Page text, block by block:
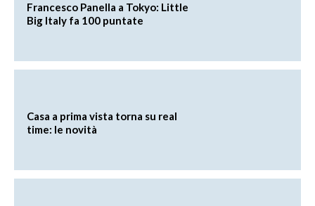
Francesco Panella a Tokyo: Little
Big Italy fa 100 puntate
Casa a prima vista torna su real
time: le novità